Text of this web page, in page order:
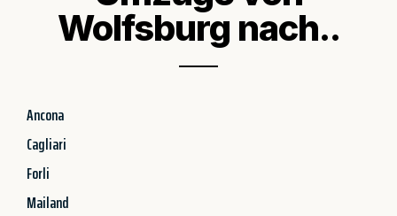
Wolfsburg nach..
Ancona
Cagliari
Forli
Mailand